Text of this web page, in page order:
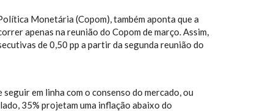
Monetária (Copom), também aponta que a
apenas na reunião do Copom de março. Assim,
de 0,50 pp a partir da segunda reunião do
em linha com o consenso do mercado, ou
35% projetam uma inflação abaixo do